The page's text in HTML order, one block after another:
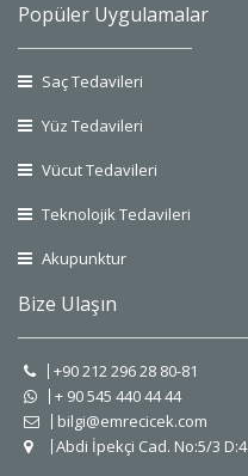
Popüler Uygulamalar
Saç Tedavileri
Yüz Tedavileri
Vücut Tedavileri
Teknolojik Tedavileri
Akupunktur
Bize Ulaşın
+90 212 296 28 80-81
+ 90 545 440 44 44
bilgi@emrecicek.com
Abdi İpekçi Cad. No:5/3